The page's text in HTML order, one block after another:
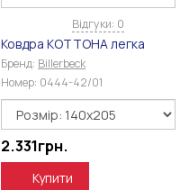
Відгуки: 0
Ковдра КОТТОНА легка
Бренд: Billerbeck
Номер: 0444-42/01
2.331грн.
Купити